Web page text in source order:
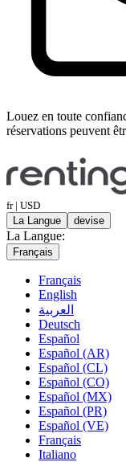
Louez en toute
réservations peuvent
fr | USD
La Langue
devise
La Langue:
Français
Français
English
العربية
Deutsch
Español
Español (AR)
Español (CL)
Español (CO)
Español (MX)
Español (PR)
Español (VE)
Français
Italiano